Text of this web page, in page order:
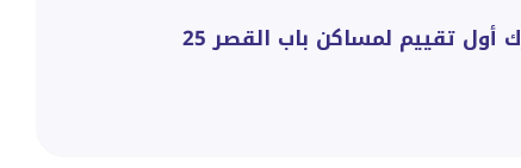
أول تقييم لمساكن باب القصر 25